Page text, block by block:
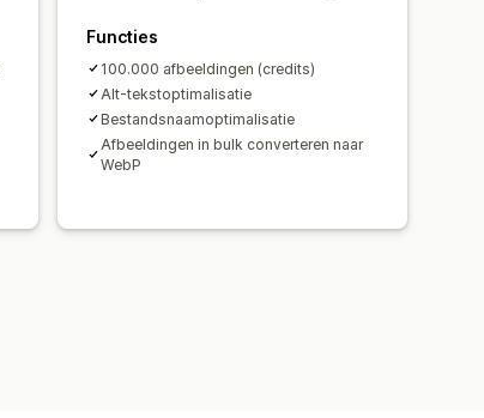
Functies
100.000 afbeeldingen (credits)
Alt-tekstoptimalisatie
Bestandsnaamoptimalisatie
Afbeeldingen in bulk converteren naar
WebP